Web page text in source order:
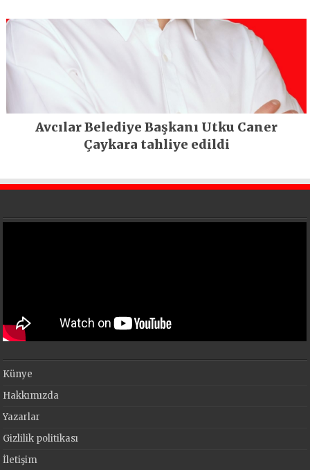
Avcılar Belediye Başkanı Utku Caner
Çaykara tahliye edildi
Künye
Hakkımızda
Yazarlar
Gizlilik politikası
İletişim